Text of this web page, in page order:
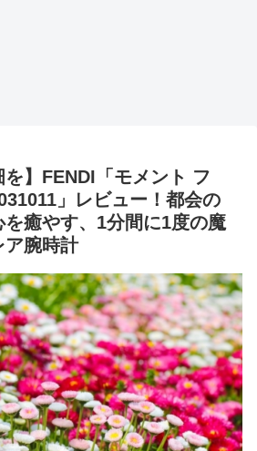
を】FENDI「モメント フ
」レビュー！都会の
癒やす、1分間に1度の魔
ア腕時計